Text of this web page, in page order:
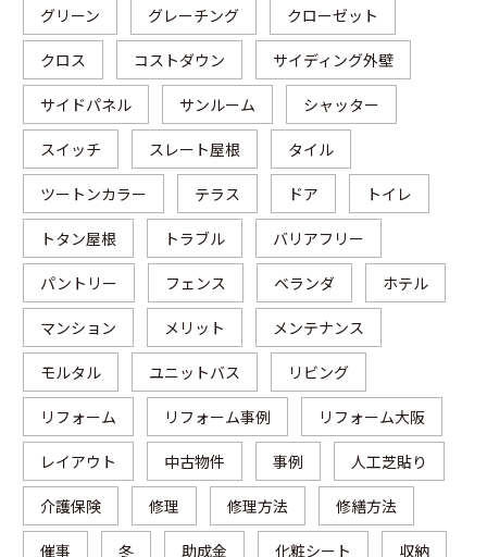
グリーン グレーチング クローゼット
クロス コストダウン サイディング外壁
サイドパネル サンルーム シャッター
スイッチ スレート屋根 タイル
ツートンカラー テラス ドア トイレ
トタン屋根 トラブル バリアフリー
パントリー フェンス ベランダ ホテル
マンション メリット メンテナンス
モルタル ユニットバス リビング
リフォーム リフォーム事例 リフォーム大阪
レイアウト 中古物件 事例 人工芝貼り
介護保険 修理 修理方法 修繕方法
催事 冬 助成金 化粧シート 収納